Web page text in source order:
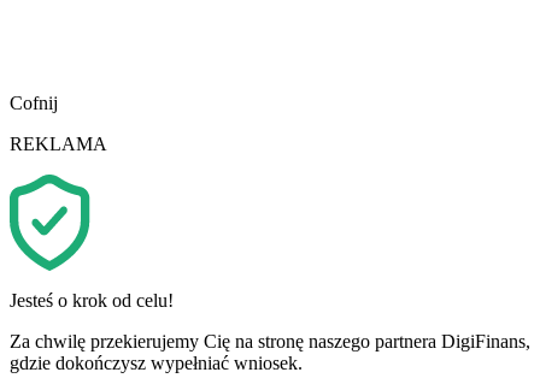
Cofnij
REKLAMA
Jesteś o krok od celu!
Za chwilę przekierujemy Cię na stronę naszego partnera DigiFinans,
gdzie dokończysz wypełniać wniosek.